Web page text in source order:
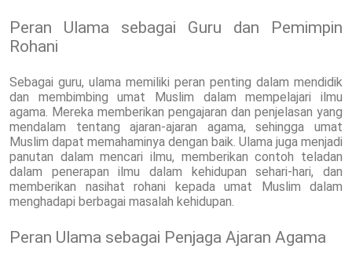
Peran Ulama sebagai Guru dan Pemimpin
Rohani
Sebagai guru, ulama memiliki peran penting dalam mendidik
dan membimbing umat Muslim dalam mempelajari ilmu
agama. Mereka memberikan pengajaran dan penjelasan yang
mendalam tentang ajaran-ajaran agama, sehingga umat
Muslim dapat memahaminya dengan baik. Ulama juga menjadi
panutan dalam mencari ilmu, memberikan contoh teladan
dalam penerapan ilmu dalam kehidupan sehari-hari, dan
memberikan nasihat rohani kepada umat Muslim dalam
menghadapi berbagai masalah kehidupan.
Peran Ulama sebagai Penjaga Ajaran Agama